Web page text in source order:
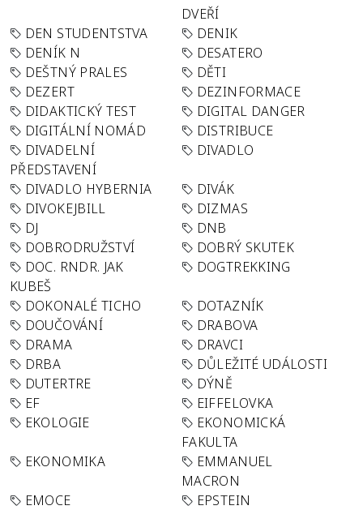
DVEŘÍ
DEN STUDENTSTVA
DENIK
DENÍK N
DESATERO
DEŠTNÝ PRALES
DĚTI
DEZERT
DEZINFORMACE
DIDAKTICKÝ TEST
DIGITAL DANGER
DIGITÁLNÍ NOMÁD
DISTRIBUCE
DIVADELNÍ
PŘEDSTAVENÍ
DIVADLO
DIVADLO HYBERNIA
DIVÁK
DIVOKEJBILL
DIZMAS
DJ
DNB
DOBRODRUŽSTVÍ
DOBRÝ SKUTEK
DOC. RNDR. JAK
KUBEŠ
DOGTREKKING
DOKONALÉ TICHO
DOTAZNÍK
DOUČOVÁNÍ
DRABOVA
DRAMA
DRAVCI
DRBA
DŮLEŽITÉ UDÁLOSTI
DUTERTRE
DÝNĚ
EF
EIFFELOVKA
EKOLOGIE
EKONOMICKÁ
FAKULTA
EKONOMIKA
EMMANUEL
MACRON
EMOCE
EPSTEIN